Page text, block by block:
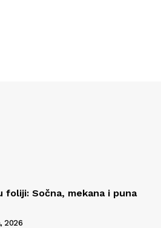
foliji: Sočna, mekana i puna
2026